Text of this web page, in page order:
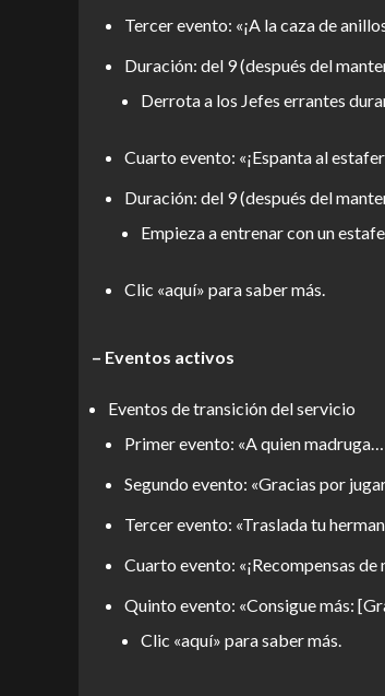
Tercer evento: «¡A la caza de
Duración: del 9 (después del
Derrota a los Jefes errantes
Cuarto evento: «¡Espanta al
Duración: del 9 (después del
Empieza a entrenar con un
Clic «aquí» para saber más.
– Eventos activos
Eventos de transición del servicio
Primer evento: «A quien
Segundo evento: «Gracias por
Tercer evento: «Traslada tu
Cuarto evento: «¡Recompensas
Quinto evento: «Consigue más:
Clic «aquí» para saber más.